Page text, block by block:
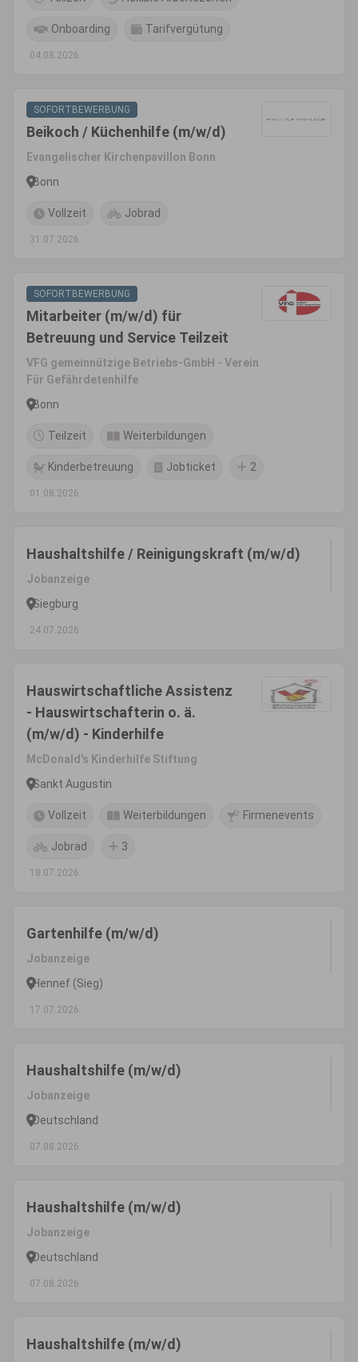
Onboarding Tarifvergütung
04.08.2026
SOFORTBEWERBUNG
Beikoch / Küchenhilfe (m/w/d)
Evangelischer Kirchenpavillon Bonn
Bonn
Vollzeit Jobrad
31.07.2026
SOFORTBEWERBUNG
Mitarbeiter (m/w/d) für
Betreuung und Service Teilzeit
VFG gemeinnützige Betriebs-GmbH - Verein
Für Gefährdetenhilfe
Bonn
Teilzeit Weiterbildungen
Kinderbetreuung Jobticket 2
01.08.2026
Haushaltshilfe / Reinigungskraft (m/w/d)
Jobanzeige
Siegburg
24.07.2026
Hauswirtschaftliche Assistenz
- Hauswirtschafterin o. ä.
(m/w/d) - Kinderhilfe
McDonald's Kinderhilfe Stiftung
Sankt Augustin
Vollzeit Weiterbildungen Firmenevents
Jobrad 3
18.07.2026
Gartenhilfe (m/w/d)
Jobanzeige
Hennef (Sieg)
17.07.2026
Haushaltshilfe (m/w/d)
Jobanzeige
Deutschland
07.08.2026
Haushaltshilfe (m/w/d)
Jobanzeige
Deutschland
07.08.2026
Haushaltshilfe (m/w/d)